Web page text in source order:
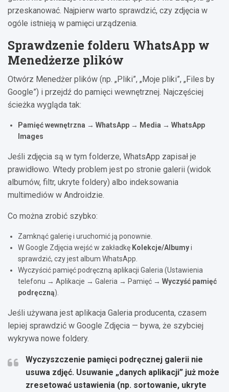
przeskanować. Najpierw warto sprawdzić, czy zdjęcia w
ogóle istnieją w pamięci urządzenia.
Sprawdzenie folderu WhatsApp w
Menedżerze plików
Otwórz Menedżer plików (np. „Pliki”, „Moje pliki”, „Files by
Google”) i przejdź do pamięci wewnętrznej. Najczęściej
ścieżka wygląda tak:
Pamięć wewnętrzna → WhatsApp → Media → WhatsApp
Images
Jeśli zdjęcia są w tym folderze, WhatsApp zapisał je
prawidłowo. Wtedy problem jest po stronie galerii (widok
albumów, filtr, ukryte foldery) albo indeksowania
multimediów w Androidzie.
Co można zrobić szybko:
Zamknąć galerię i uruchomić ją ponownie.
W Google Zdjęcia wejść w zakładkę Kolekcje/Albumyi
sprawdzić, czy jest album WhatsApp.
Wyczyścić pamięć podręczną aplikacji Galeria (Ustawienia
telefonu → Aplikacje → Galeria → Pamięć → Wyczyść pamięć
podręczną).
Jeśli używana jest aplikacja Galeria producenta, czasem
lepiej sprawdzić w Google Zdjęcia — bywa, że szybciej
wykrywa nowe foldery.
Wyczyszczenie pamięci podręcznej galerii nie
usuwa zdjęć. Usuwanie „danych aplikacji” już może
zresetować ustawienia (np. sortowanie, ukryte